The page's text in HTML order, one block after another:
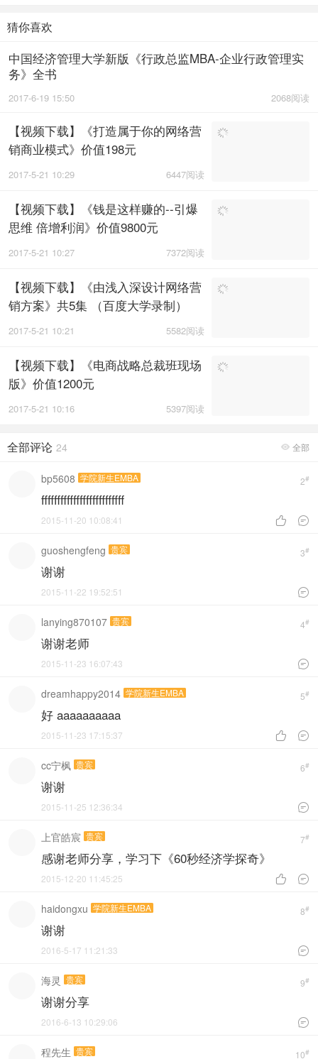
猜你喜欢
中国经济管理大学新版《行政总监MBA-企业行政管理实
务》全书
2068阅读
2017-6-19 15:50
【视频下载】《打造属于你的网络营
销商业模式》价值198元
6447阅读
2017-5-21 10:29
【视频下载】《钱是这样赚的--引爆
思维 倍增利润》价值9800元
7372阅读
2017-5-21 10:27
【视频下载】《由浅入深设计网络营
销方案》共5集 （百度大学录制）
5582阅读
2017-5-21 10:21
【视频下载】《电商战略总裁班现场
版》价值1200元
5397阅读
2017-5-21 10:16
 全部
全部评论 24
2#
bp5608 学院新生EMBA
ffffffffffffffffffffffffff
 
2015-11-20 10:08:41
3#
guoshengfeng 贵宾
谢谢

2015-11-22 19:52:51
4#
lanying870107 贵宾
谢谢老师

2015-11-23 16:07:43
5#
dreamhappy2014 学院新生EMBA
好 aaaaaaaaaa
 
2015-11-23 17:15:37
6#
cc宁枫 贵宾
谢谢

2015-11-25 12:36:34
7#
上官皓宸 贵宾
感谢老师分享，学习下《60秒经济学探奇》
 
2015-12-20 11:45:25
8#
haidongxu 学院新生EMBA
谢谢

2016-5-17 11:21:33
9#
海灵 贵宾
谢谢分享

2016-6-13 10:29:06
10#
程先生 贵宾